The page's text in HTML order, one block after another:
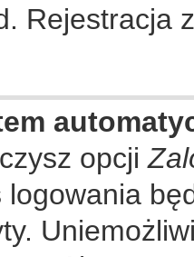
Rejestracja
opcji
logowania